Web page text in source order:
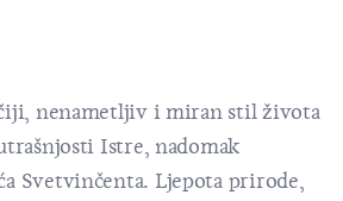
nenametljiv i miran stil života
Istre, nadomak
Svetvinčenta. Ljepota prirode,